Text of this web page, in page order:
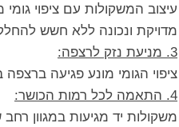
עיצוב המשקולות עם ציפוי
מדויקת ונכונה ללא חשש
3. מניעת נזק לרצפה:
ציפוי הגומי מונע פגיעה
4. התאמה לכל רמות הכושר:
משקולות יד מגיעות במגוון